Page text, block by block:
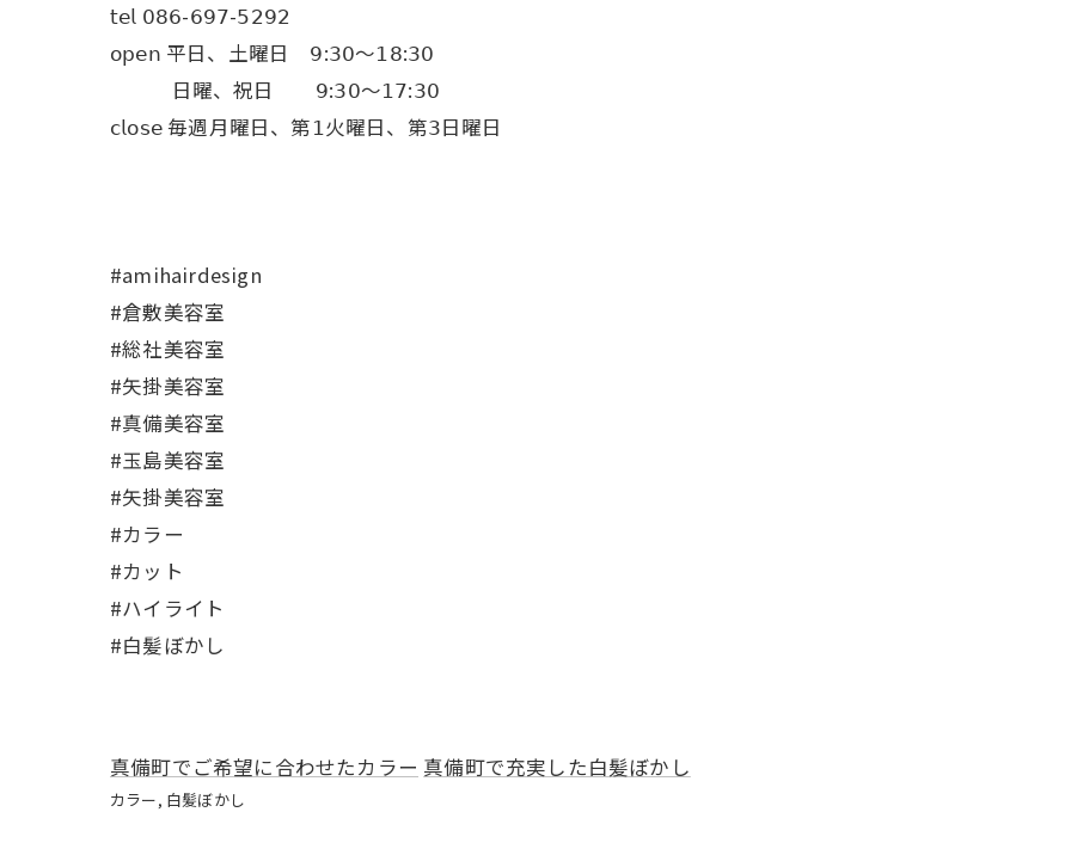
𝗍𝖾𝗅 𝟢𝟪𝟨-𝟨𝟫𝟩-𝟧𝟤𝟫𝟤
𝗈𝗉𝖾𝗇 平日、土曜日 𝟫:𝟥𝟢〜𝟣𝟪:𝟥𝟢
日曜、祝日 𝟫:𝟥𝟢〜𝟣𝟩:𝟥𝟢
𝖼𝗅𝗈𝗌𝖾 毎週月曜日、第𝟣火曜日、第𝟥日曜日
#amihairdesign
#倉敷美容室
#総社美容室
#矢掛美容室
#真備美容室
#玉島美容室
#矢掛美容室
#カラー
#カット
#ハイライト
#白髪ぼかし
真備町でご希望に合わせたカラー 真備町で充実した白髪ぼかし
カラー 白髪ぼかし